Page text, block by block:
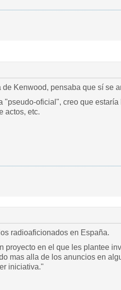
Kenwood, pensaba que sí se
oficial", creo que
actos, etc.
radioaficionados en España.
proyecto en el que les plantee
mas alla de los anuncios en
iniciativa."